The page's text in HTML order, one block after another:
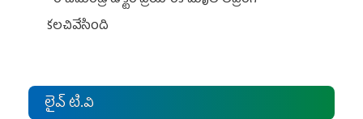
కలచివేసింది
లైవ్ టి.వి